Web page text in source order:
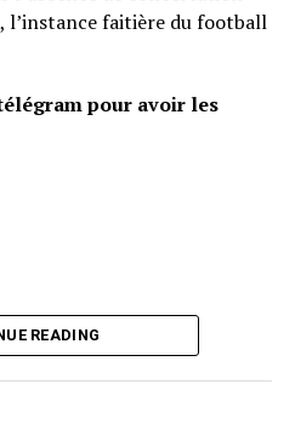
chaleureuses et
vous à Ngalane en 2027
ORIGINAL SUR
l’instance faitière du football
pour avoir les
READING